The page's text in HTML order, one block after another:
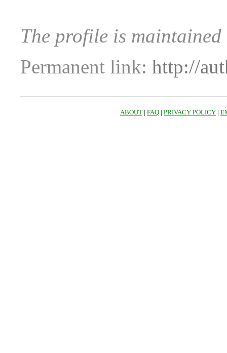
The profile is
Permanent link: http://
ABOUT | FAQ | PRIVACY POLICY |